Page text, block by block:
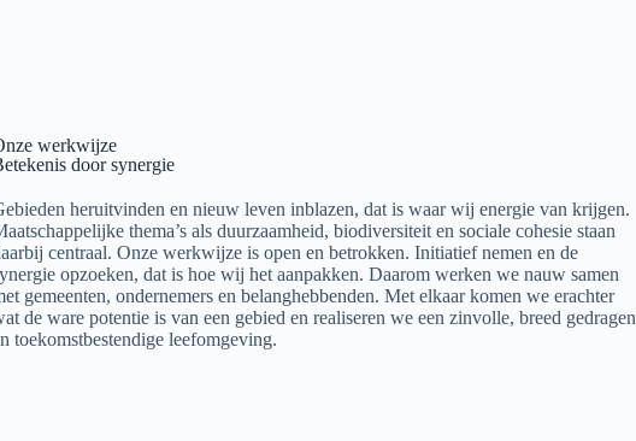
werkwijze
door synergie
heruitvinden en nieuw leven inblazen, dat is waar wij energie van krijgen.
thema’s als duurzaamheid, biodiversiteit en sociale cohesie staan
centraal. Onze werkwijze is open en betrokken. Initiatief nemen en de
opzoeken, dat is hoe wij het aanpakken. Daarom werken we nauw samen
gemeenten, ondernemers en belanghebbenden. Met elkaar komen we erachter
de ware potentie is van een gebied en realiseren we een zinvolle, breed gedragen
toekomstbestendige leefomgeving.